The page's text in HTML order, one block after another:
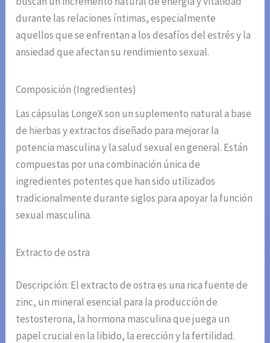
durante las relaciones íntimas, especialmente
aquellos que se enfrentan a los desafíos del estrés y la
ansiedad que afectan su rendimiento sexual.
Composición (Ingredientes)
Las cápsulas LongeX son un suplemento natural a base
de hierbas y extractos diseñado para mejorar la
potencia masculina y la salud sexual en general. Están
compuestas por una combinación única de
ingredientes potentes que han sido utilizados
tradicionalmente durante siglos para apoyar la función
sexual masculina.
Extracto de ostra
Descripción: El extracto de ostra es una rica fuente de
zinc, un mineral esencial para la producción de
testosterona, la hormona masculina que juega un
papel crucial en la libido, la erección y la fertilidad.